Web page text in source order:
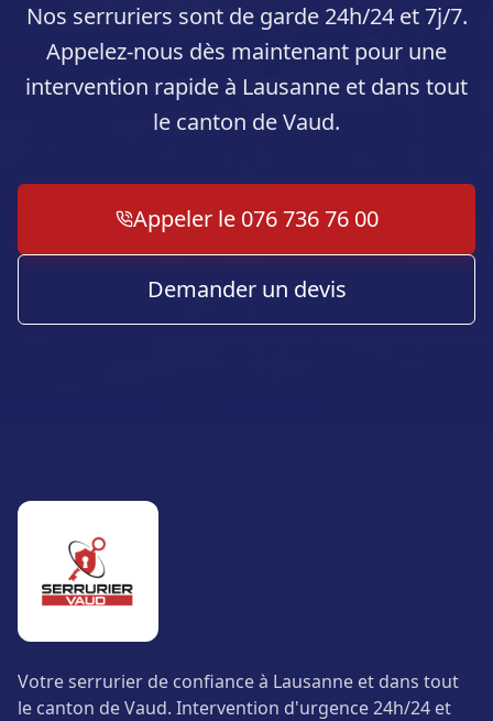
Nos serruriers sont de garde 24h/24 et 7j/7.
Appelez-nous dès maintenant pour une
intervention rapide à Lausanne et dans tout
le canton de Vaud.
Appeler le 076 736 76 00
Demander un devis
Votre serrurier de confiance à Lausanne et dans tout
le canton de Vaud. Intervention d'urgence 24h/24 et